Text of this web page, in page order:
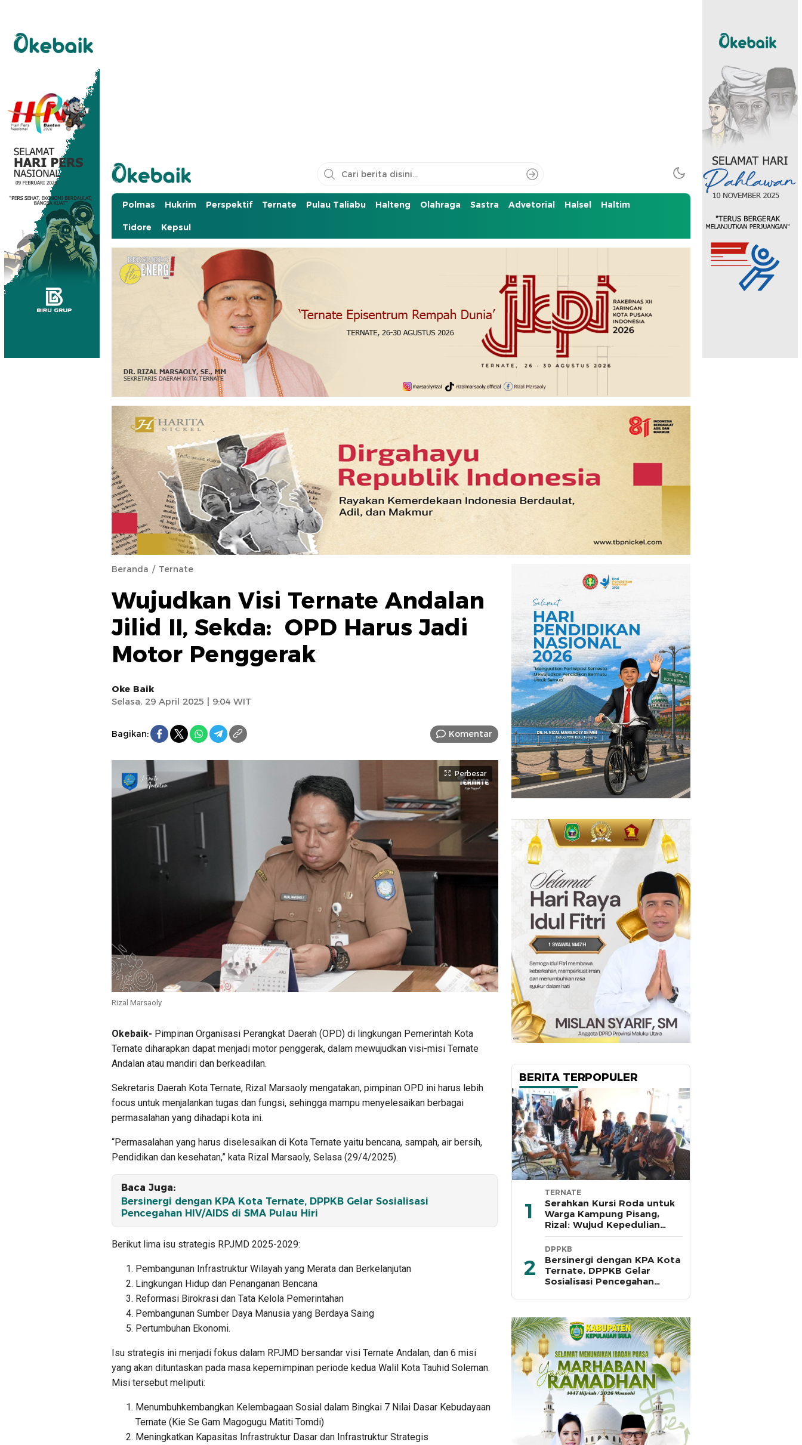
Okebaik.id
Baiknya Dibaca
Polmas Hukrim Perspektif Ternate Pulau Taliabu Halteng Olahraga Sastra Advetorial Halsel Haltim
Tidore Kepsul
Beranda Ternate
Wujudkan Visi Ternate Andalan
Jilid II, Sekda: OPD Harus Jadi
Motor Penggerak
Oke Baik
Selasa, 29 April 2025 | 9:04 WIT
Bagikan: Komentar
Perbesar
Rizal Marsaoly
Okebaik- Pimpinan Organisasi Perangkat Daerah (OPD) di lingkungan Pemerintah Kota
Ternate diharapkan dapat menjadi motor penggerak, dalam mewujudkan visi-misi Ternate
Andalan atau mandiri dan berkeadilan.
Sekretaris Daerah Kota Ternate, Rizal Marsaoly mengatakan, pimpinan OPD ini harus lebih
focus untuk menjalankan tugas dan fungsi, sehingga mampu menyelesaikan berbagai
permasalahan yang dihadapi kota ini.
“Permasalahan yang harus diselesaikan di Kota Ternate yaitu bencana, sampah, air bersih,
Pendidikan dan kesehatan,” kata Rizal Marsaoly, Selasa (29/4/2025).
Baca Juga:
Bersinergi dengan KPA Kota Ternate, DPPKB Gelar Sosialisasi
Pencegahan HIV/AIDS di SMA Pulau Hiri
Berikut lima isu strategis RPJMD 2025-2029:
Pembangunan Infrastruktur Wilayah yang Merata dan Berkelanjutan
Lingkungan Hidup dan Penanganan Bencana
Reformasi Birokrasi dan Tata Kelola Pemerintahan
Pembangunan Sumber Daya Manusia yang Berdaya Saing
Pertumbuhan Ekonomi.
Isu strategis ini menjadi fokus dalam RPJMD bersandar visi Ternate Andalan, dan 6 misi
yang akan dituntaskan pada masa kepemimpinan periode kedua Walil Kota Tauhid Soleman.
Misi tersebut meliputi:
Menumbuhkembangkan Kelembagaan Sosial dalam Bingkai 7 Nilai Dasar Kebudayaan
Ternate (Kie Se Gam Magogugu Matiti Tomdi)
Meningkatkan Kapasitas Infrastruktur Dasar dan Infrastruktur Strategis
BERITA TERPOPULER
1
TERNATE
Serahkan Kursi Roda untuk
Warga Kampung Pisang,
Rizal: Wujud Kepedulian
Pemkot dan Baznas Ternate
2
DPPKB
Bersinergi dengan KPA Kota
Ternate, DPPKB Gelar
Sosialisasi Pencegahan